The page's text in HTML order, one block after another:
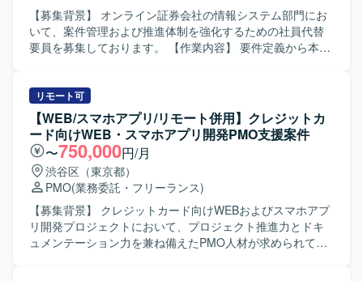
【募集背景】 オンライン証券会社の情報システム部門にお
いて、案件管理および推進体制を強化するための社員代替
要員を募集しております。 【作業内容】 要件定義から本番
プロジェクト計画書を作成していただきます。設計からテ
ストフェーズにかけては、外部ベンダーへの委託に伴うベ
ンダーコントロールを実施し、進捗・課題・品質・コスト
の管理を行います。また、社内の品質管理部門に対して品
質状況の報告を行っていただきます。 【求める人物像】 関
係者と円滑にコミュニケーションを取りながら、主体的に
案件を推進できる方を求めております。状況変化に柔軟に
対応しつつ、ドキュメントを用いた分かりやすい説明や調
整ができる方が望ましいです。 【ポジションの魅力】 オン
ライン証券ビジネスにおけるシステム案件を上流工程から
リモート可
【WEB/スマホアプリ/リモート併用】クレジットカ
ード向けWEB・スマホアプリ開発PMO支援案件
〜750,000円/月
渋谷区（東京都）
PMO(業務委託・フリーランス)
【募集背景】 クレジットカード向けWEBおよびスマホアプ
リ開発プロジェクトにおいて、プロジェクト推進力とドキ
ュメンテーション力を兼ね備えたPMO人材が求められてい